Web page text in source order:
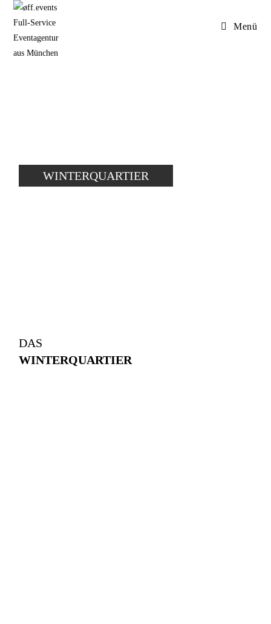
Menü
WINTERQUARTIER
DAS
WINTERQUARTIER